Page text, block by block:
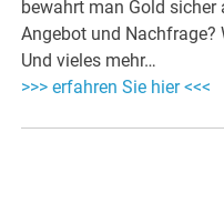
bewahrt man Gold
Angebot und Nachfrage?
Und vieles mehr…
>>> erfahren Sie hier <<<